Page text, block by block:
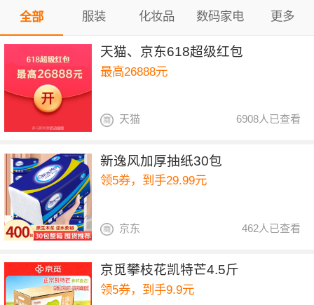
全部 服装 化妆品 数码家电 更多
天猫、京东618超级红包
最高26888元
6908人已查看
天猫
新逸风加厚抽纸30包
领5券，到手29.99元
462人已查看
京东
京觅攀枝花凯特芒4.5斤
领5券，到手9.9元